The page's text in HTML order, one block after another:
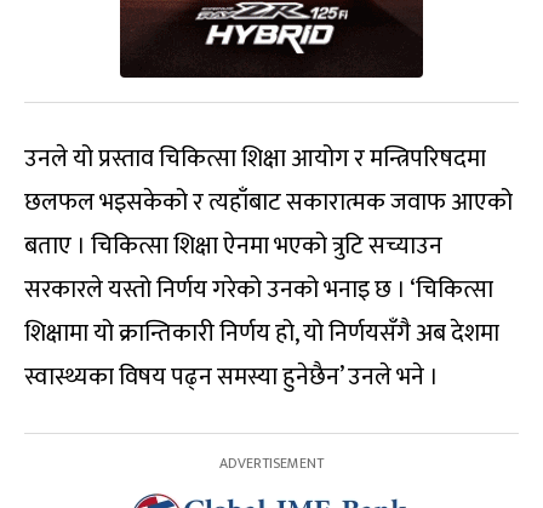
उनले यो प्रस्ताव चिकित्सा शिक्षा आयोग र मन्त्रिपरिषदमा
छलफल भइसकेको र त्यहाँबाट सकारात्मक जवाफ आएको
बताए । चिकित्सा शिक्षा ऐनमा भएको त्रुटि सच्याउन
सरकारले यस्तो निर्णय गरेको उनको भनाइ छ । ‘चिकित्सा
शिक्षामा यो क्रान्तिकारी निर्णय हो, यो निर्णयसँगै अब देशमा
स्वास्थ्यका विषय पढ्न समस्या हुनेछैन’ उनले भने ।